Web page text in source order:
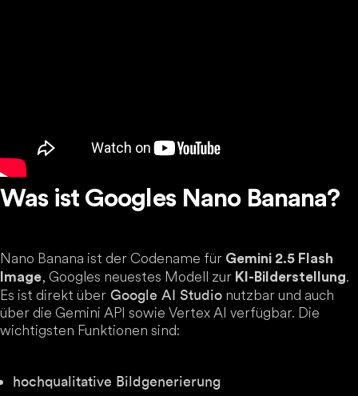
Was ist Googles Nano Banana?
Nano Banana ist der Codename für Gemini 2.5 Flash
Image, Googles neuestes Modell zur KI-Bilderstellung.
Es ist direkt über Google AI Studio nutzbar und auch
über die Gemini API sowie Vertex AI verfügbar. Die
wichtigsten Funktionen sind:
hochqualitative Bildgenerierung